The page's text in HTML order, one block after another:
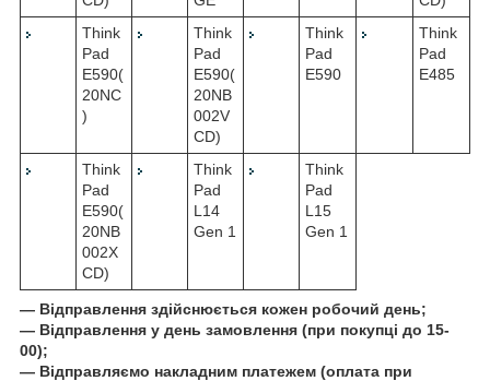
Think
Pad
E590(
20NC
)
Think
Pad
E590(
20NB
002V
CD)
Think
Pad
E590
Think
Pad
E485
Think
Pad
E590(
20NB
002X
CD)
Think
Pad
L14
Gen 1
Think
Pad
L15
Gen 1
― Відправлення здійснюється кожен робочий день;
― Відправлення у день замовлення (при покупці до 15-
00);
― Відправляємо накладним платежем (оплата при